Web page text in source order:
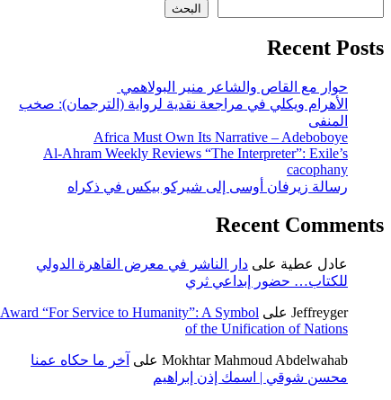
البحث
Recent Posts
حوار مع القاص والشاعر منير البولاهمي
الأهرام ويكلي في مراجعة نقدية لرواية (الترجمان): صخب
المنفى
Africa Must Own Its Narrative – Adeboboye
Al-Ahram Weekly Reviews “The Interpreter”: Exile’s
cacophany
رسالة زيرفان أوسى إلى شيركو بيكس في ذكراه
Recent Comments
عادل عطية على دار الناشر في معرض القاهرة الدولي
للكتاب… حضور إبداعي ثري
Jeffreyger على Award “For Service to Humanity”: A Symbol
of the Unification of Nations
Mokhtar Mahmoud Abdelwahab على آخر ما حكاه عمنا
محسن شوقي | اسمك إذن إبراهيم